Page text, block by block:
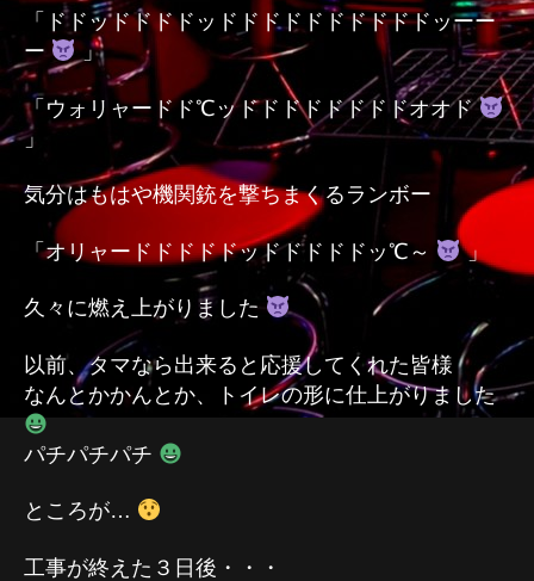
「ドドッドドドドッドドドドドドドドドドッーー
ー
」
「ウォリャードド℃ッドドドドドドドドオオド
」
気分はもはや機関銃を撃ちまくるランボー
「オリャードドドドドッドドドドドッ℃～ 」
久々に燃え上がりました
以前、タマなら出来ると応援してくれた皆様
なんとかかんとか、トイレの形に仕上がりました
パチパチパチ
ところが…
工事が終えた３日後・・・